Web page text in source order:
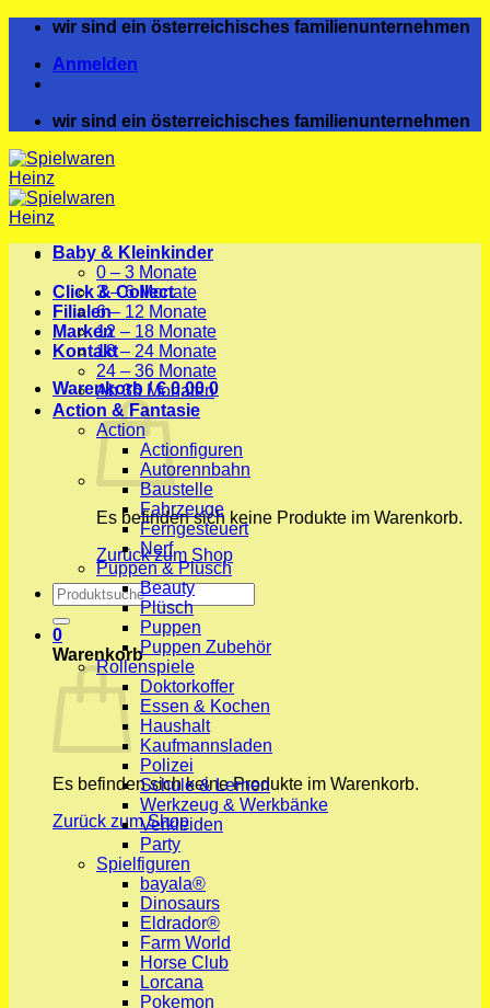
Zum
springen
wir sind ein österreichisches familienunternehmen
Anmelden
wir sind ein österreichisches familienunternehmen
Click & Collect
Filialen
Marken
Kontakt
Warenkorb /€0,00 0
Es befinden sich keine Produkte im Warenkorb.
Zurück zum Shop
Suchen
nach:
0
Warenkorb
Es befinden sich keine Produkte im Warenkorb.
Zurück zum Shop
Baby & Kleinkinder
0 – 3 Monate
3 – 6 Monate
6 – 12 Monate
12 – 18 Monate
18 – 24 Monate
24 – 36 Monate
Ab 36 Monaten
Action & Fantasie
Action
Actionfiguren
Autorennbahn
Baustelle
Fahrzeuge
Ferngesteuert
Nerf
Puppen & Plüsch
Beauty
Plüsch
Puppen
Puppen Zubehör
Rollenspiele
Doktorkoffer
Essen & Kochen
Haushalt
Kaufmannsladen
Polizei
Schule & Lernen
Werkzeug & Werkbänke
Verkleiden
Party
Spielfiguren
bayala®
Dinosaurs
Eldrador®
Farm World
Horse Club
Lorcana
Pokemon